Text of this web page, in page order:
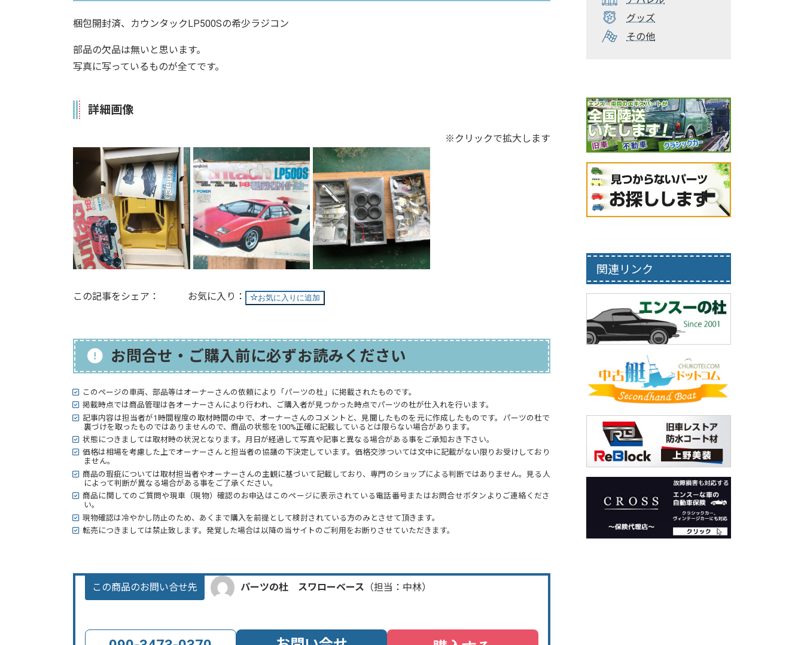
梱包開封済、カウンタックLP500Sの希少ラジコン
部品の欠品は無いと思います。
写真に写っているものが全てです。
詳細画像
※クリックで拡大します
お気に入りに追加
この記事をシェア：
お問合せ・ご購入前に必ずお読みください
このページの車両、部品等はオーナーさんの依頼により「パーツの杜」に掲載されたものです。
掲載時点では商品管理は各オーナーさんにより行われ、ご購入者が見つかった時点でパーツの杜が仕入れを行います。
記事内容は担当者が1時間程度の取材時間の中で、オーナーさんのコメントと、見聞したものを元に作成したものです。パーツの杜で
裏づけを取ったものではありませんので、商品の状態を100%正確に記載しているとは限らない場合があります。
状態につきましては取材時の状況となります。月日が経過して写真や記事と異なる場合がある事をご承知おき下さい。
価格は相場を考慮した上でオーナーさんと担当者の協議の下決定しています。価格交渉ついては文中に記載がない限りお受けしており
ません。
商品の瑕疵については取材担当者やオーナーさんの主観に基づいて記載しており、専門のショップによる判断ではありません。見る人
によって判断が異なる場合がある事をご了承ください。
商品に関してのご質問や現車（現物）確認のお申込はこのページに表示されている電話番号またはお問合せボタンよりご連絡くださ
い。
現物確認は冷やかし防止のため、あくまで購入を前提として検討されている方のみとさせて頂きます。
転売につきましては禁止致します。発覚した場合は以降の当サイトのご利用をお断りさせていただきます。
この商品のお問い合せ先 パーツの杜 スワローベース （担当：中林）
グッズ
その他
関連リンク